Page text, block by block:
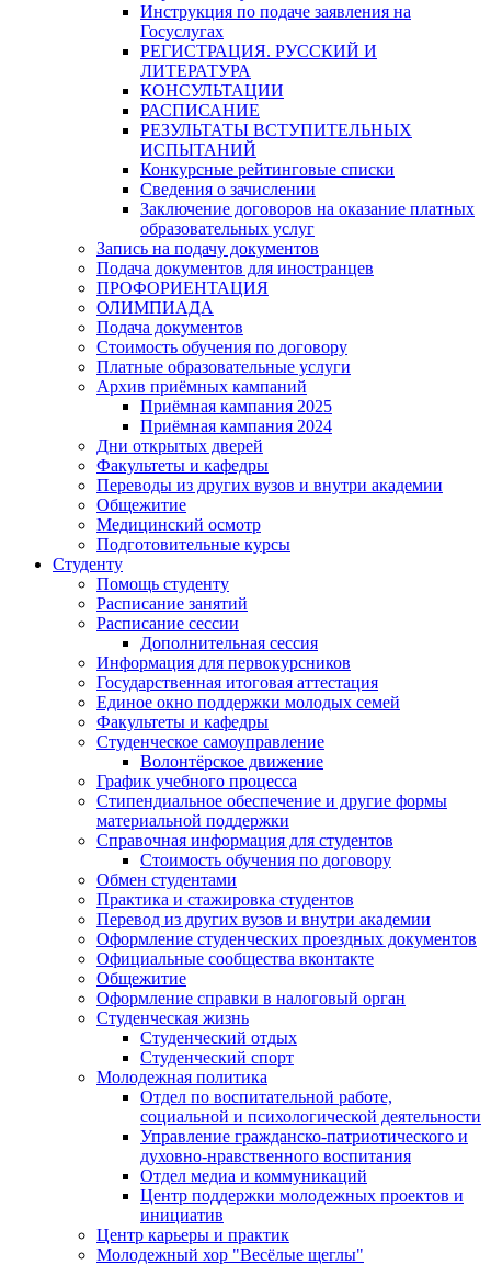
Инструкция по подаче заявления на
Госуслугах
РЕГИСТРАЦИЯ. РУССКИЙ И
ЛИТЕРАТУРА
КОНСУЛЬТАЦИИ
РАСПИСАНИЕ
РЕЗУЛЬТАТЫ ВСТУПИТЕЛЬНЫХ
ИСПЫТАНИЙ
Конкурсные рейтинговые списки
Сведения о зачислении
Заключение договоров на оказание платных
образовательных услуг
Запись на подачу документов
Подача документов для иностранцев
ПРОФОРИЕНТАЦИЯ
ОЛИМПИАДА
Подача документов
Стоимость обучения по договору
Платные образовательные услуги
Архив приёмных кампаний
Приёмная кампания 2025
Приёмная кампания 2024
Дни открытых дверей
Факультеты и кафедры
Переводы из других вузов и внутри академии
Общежитие
Медицинский осмотр
Подготовительные курсы
Студенту
Помощь студенту
Расписание занятий
Расписание сессии
Дополнительная сессия
Информация для первокурсников
Государственная итоговая аттестация
Единое окно поддержки молодых семей
Факультеты и кафедры
Студенческое самоуправление
Волонтёрское движение
График учебного процесса
Стипендиальное обеспечение и другие формы
материальной поддержки
Справочная информация для студентов
Cтоимость обучения по договору
Обмен студентами
Практика и стажировка студентов
Перевод из других вузов и внутри академии
Оформление студенческих проездных документов
Официальные сообщества вконтакте
Общежитие
Оформление справки в налоговый орган
Студенческая жизнь
Студенческий отдых
Студенческий спорт
Молодежная политика
Отдел по воспитательной работе,
социальной и психологической деятельности
Управление гражданско-патриотического и
духовно-нравственного воспитания
Отдел медиа и коммуникаций
Центр поддержки молодежных проектов и
инициатив
Центр карьеры и практик
Молодежный хор "Весёлые щеглы"